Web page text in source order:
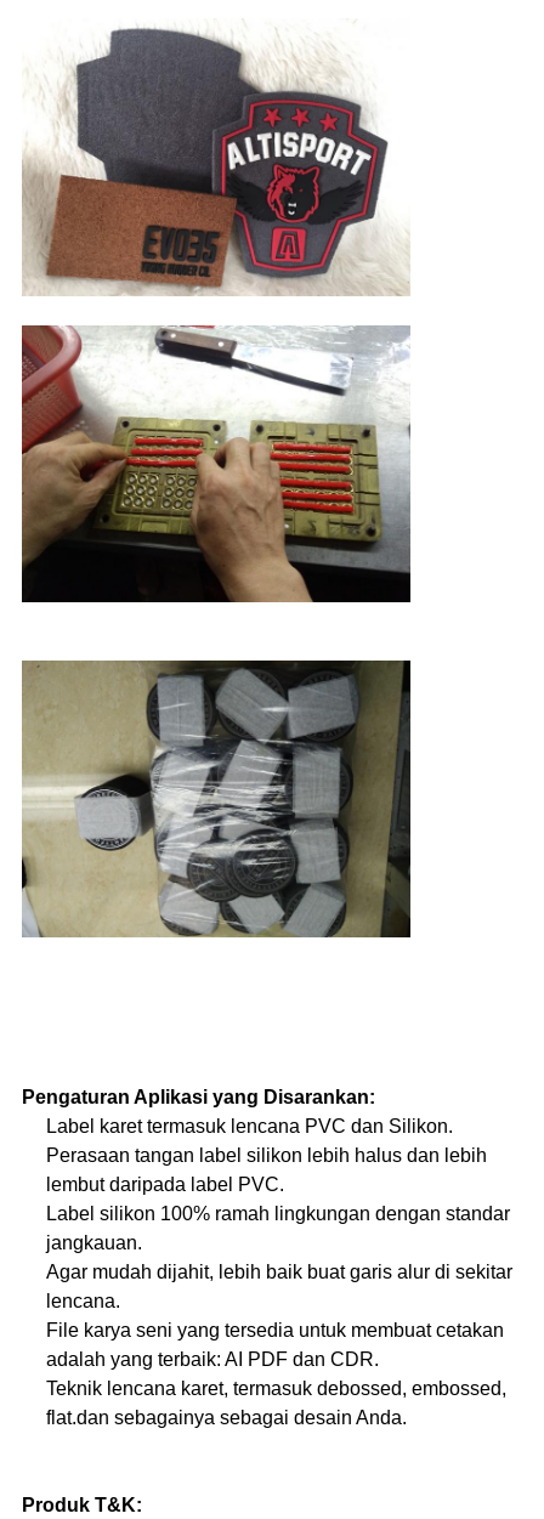
Pengaturan Aplikasi yang Disarankan:
Label karet termasuk lencana PVC dan Silikon.
Perasaan tangan label silikon lebih halus dan lebih
lembut daripada label PVC.
Label silikon 100% ramah lingkungan dengan standar
jangkauan.
Agar mudah dijahit, lebih baik buat garis alur di sekitar
lencana.
File karya seni yang tersedia untuk membuat cetakan
adalah yang terbaik: AI PDF dan CDR.
Teknik lencana karet, termasuk debossed, embossed,
flat.dan sebagainya sebagai desain Anda.
Produk T&K: